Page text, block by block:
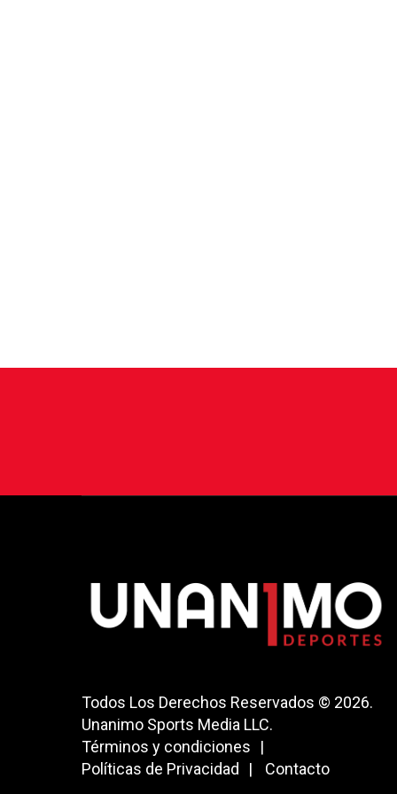
Todos Los Derechos Reservados © 2026.
Unanimo Sports Media LLC.
Términos y condiciones
Políticas de Privacidad
Contacto